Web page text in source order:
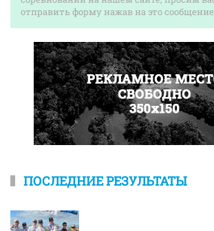
отправить форму нажав на это сообщение.
ПОСЛЕДНИЕ РЕЗУЛЬТАТЫ